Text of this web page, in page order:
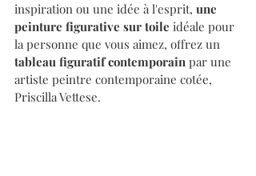
inspiration ou une idée à l'esprit, une
peinture figurative sur toile idéale pour
la personne que vous aimez, offrez un
tableau figuratif contemporain par une
artiste peintre contemporaine cotée,
Priscilla Vettese.